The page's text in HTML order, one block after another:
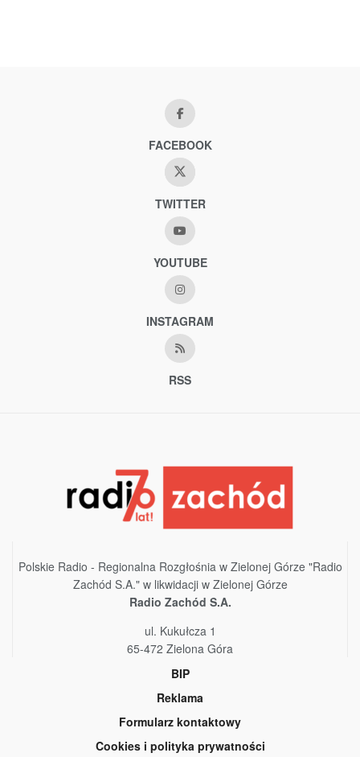
FACEBOOK
TWITTER
YOUTUBE
INSTAGRAM
RSS
Polskie Radio - Regionalna Rozgłośnia w Zielonej Górze "Radio
Zachód S.A." w likwidacji w Zielonej Górze
Radio Zachód S.A.
ul. Kukułcza 1
65-472 Zielona Góra
BIP
Reklama
Formularz kontaktowy
Cookies i polityka prywatności